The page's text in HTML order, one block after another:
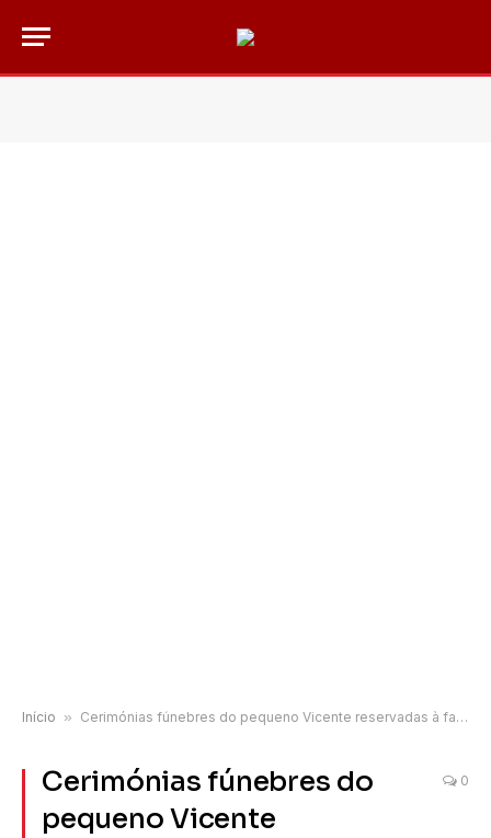
Início » Cerimónias fúnebres do pequeno Vicente reservadas à família
Cerimónias fúnebres do
pequeno Vicente
0